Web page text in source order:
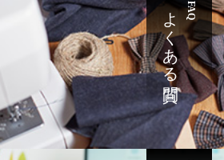
FAQ
よくある質問